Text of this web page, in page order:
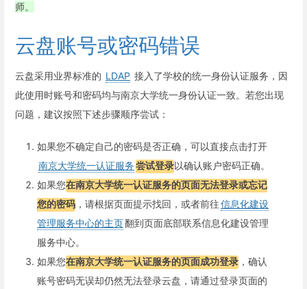
师。
云盘账号或密码错误
云盘采用业界标准的 LDAP 接入了学校的统一身份认证服务，因
此使用时账号和密码均与南京大学统一身份认证一致。若您出现
问题，建议按照下述步骤顺序尝试：
如果您不确定自己的密码是否正确，可以直接点击打开
南京大学统一认证服务尝试登录以确认账户密码正确。
如果您在南京大学统一认证服务的页面无法登录或忘记
您的密码 ，请根据页面提示找回，或者前往信息化建设
管理服务中心的主页翻到页面底部联系信息化建设管理
服务中心。
如果您在南京大学统一认证服务的页面成功登录 ，确认
账号密码无误却仍然无法登录云盘，请通过登录页面的